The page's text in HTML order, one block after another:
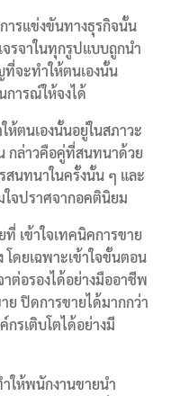
ารแข่งขันทางธุรกิจนั้น
รจาในทุกรูปแบบถูกนำ
ที่จะทำให้ตนเองนั้น
ารณ์ให้จงได้
ห้ตนเองนั้นอยู่ในสภาวะ
กล่าวคือคู่ที่สนทนาด้วย
สนทนาในครั้งนั้น ๆ และ
ใจปราศจากอคตินิยม
เข้าใจเทคนิคการขาย
โดยเฉพาะเข้าใจขั้นตอน
ต่อรองได้อย่างมืออาชีพ
ย ปิดการขายได้มากกว่า
รเติบโตได้อย่างมี
ให้พนักงานขายนำ